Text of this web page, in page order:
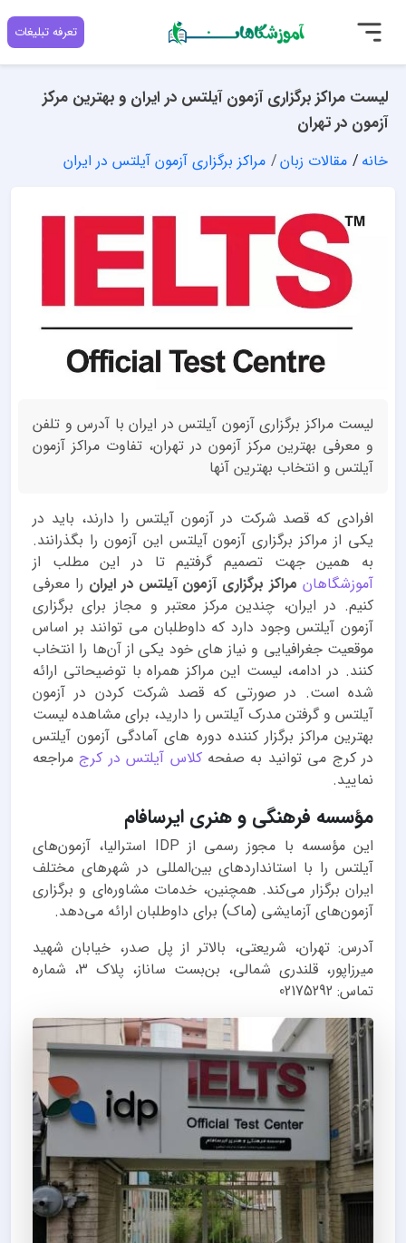
تعرفه تبلیغات
لیست مراکز برگزاری آزمون آیلتس در ایران و بهترین مرکز
آزمون در تهران
خانه مقالات زبان مراکز برگزاری آزمون آیلتس در ایران
لیست مراکز برگزاری آزمون آیلتس در ایران با آدرس و تلفن
و معرفی بهترین مرکز آزمون در تهران، تفاوت مراکز آزمون
آیلتس و انتخاب بهترین آنها
افرادی که قصد شرکت در آزمون آیلتس را دارند، باید در
یکی از مراکز برگزاری آزمون آیلتس این آزمون را بگذرانند.
به همین جهت تصمیم گرفتیم تا در این مطلب از
آموزشگاهان مراکز برگزاری آزمون آیلتس در ایران را معرفی
کنیم. در ایران، چندین مرکز معتبر و مجاز برای برگزاری
آزمون آیلتس وجود دارد که داوطلبان می توانند بر اساس
موقعیت جغرافیایی و نیاز های خود یکی از آن‌ها را انتخاب
کنند. در ادامه، لیست این مراکز همراه با توضیحاتی ارائه
شده است. در صورتی که قصد شرکت کردن در آزمون
آیلتس و گرفتن مدرک آیلتس را دارید، برای مشاهده لیست
بهترین مراکز برگزار کننده دوره های آمادگی آزمون آیلتس
در کرج می توانید به صفحهکلاس آیلتس در کرجمراجعه
نمایید.
مؤسسه فرهنگی و هنری ایرسافام
این مؤسسه با مجوز رسمی از IDP استرالیا، آزمون‌های
آیلتس را با استانداردهای بین‌المللی در شهرهای مختلف
ایران برگزار می‌کند. همچنین، خدمات مشاوره‌ای و برگزاری
آزمون‌های آزمایشی (ماک) برای داوطلبان ارائه می‌دهد.
آدرس: تهران، شریعتی، بالاتر از پل صدر، خیابان شهید
میرزاپور، قلندری شمالی، بن‌بست ساناز، پلاک 3، شماره
تماس: 02175292